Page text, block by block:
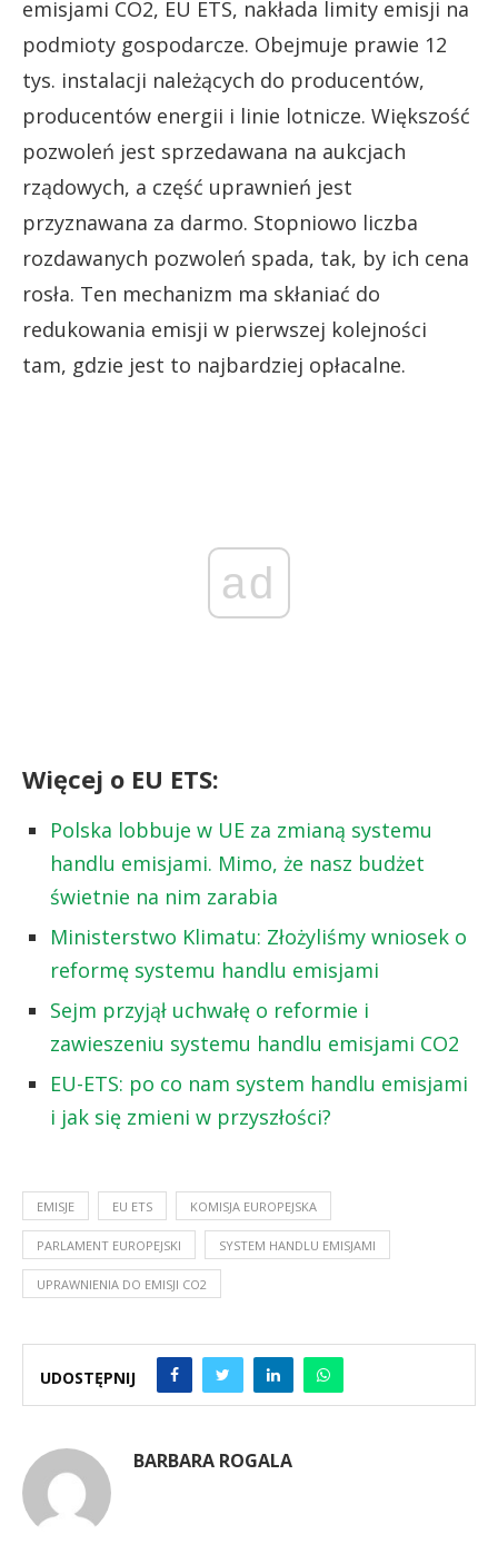
emisjami CO2, EU ETS, nakłada limity emisji na
podmioty gospodarcze. Obejmuje prawie 12
tys. instalacji należących do producentów,
producentów energii i linie lotnicze. Większość
pozwoleń jest sprzedawana na aukcjach
rządowych, a część uprawnień jest
przyznawana za darmo. Stopniowo liczba
rozdawanych pozwoleń spada, tak, by ich cena
rosła. Ten mechanizm ma skłaniać do
redukowania emisji w pierwszej kolejności
tam, gdzie jest to najbardziej opłacalne.
ad
Więcej o EU ETS:
Polska lobbuje w UE za zmianą systemu
handlu emisjami. Mimo, że nasz budżet
świetnie na nim zarabia
Ministerstwo Klimatu: Złożyliśmy wniosek o
reformę systemu handlu emisjami
Sejm przyjął uchwałę o reformie i
zawieszeniu systemu handlu emisjami CO2
EU-ETS: po co nam system handlu emisjami
i jak się zmieni w przyszłości?
EMISJE EU ETS KOMISJA EUROPEJSKA
PARLAMENT EUROPEJSKI SYSTEM HANDLU EMISJAMI
UPRAWNIENIA DO EMISJI CO2
UDOSTĘPNIJ
BARBARA ROGALA